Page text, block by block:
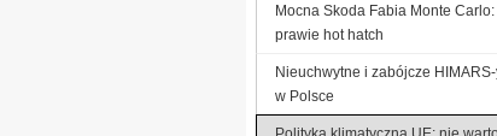
Mocna Skoda Fabia Monte Carlo:
prawie hot hatch
Nieuchwytne i zabójcze
w Polsce